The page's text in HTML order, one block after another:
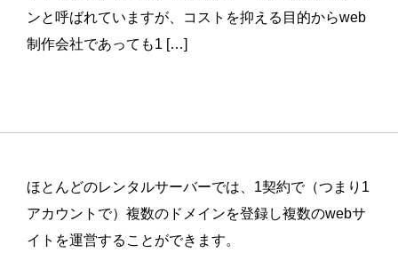
ンと呼ばれていますが、コストを抑える目的からweb
制作会社であっても1 […]
ほとんどのレンタルサーバーでは、1契約で（つまり1
アカウントで）複数のドメインを登録し複数のwebサ
イトを運営することができます。